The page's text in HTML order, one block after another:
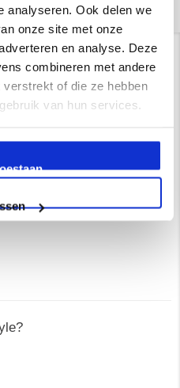
analyseren. Ook delen we
onze site met onze
en analyse. Deze
combineren met andere
of die ze hebben
van hun services.